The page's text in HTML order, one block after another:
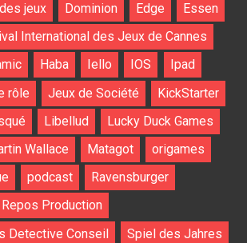
jeux
Dominion Edge
Essen
International des Jeux de Cannes
Haba Iello IOS
Ipad
rôle Jeux de Société
KickStarter
Libellud
Lucky Duck Games
Wallace Matagot
origames
podcast
Ravensburger
Repos Production
Detective Conseil
Spiel des Jahres